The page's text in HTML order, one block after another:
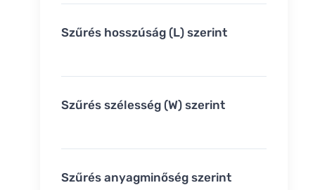
Szűrés hosszúság (L) szerint
Szűrés szélesség (W) szerint
Szűrés anyagminőség szerint